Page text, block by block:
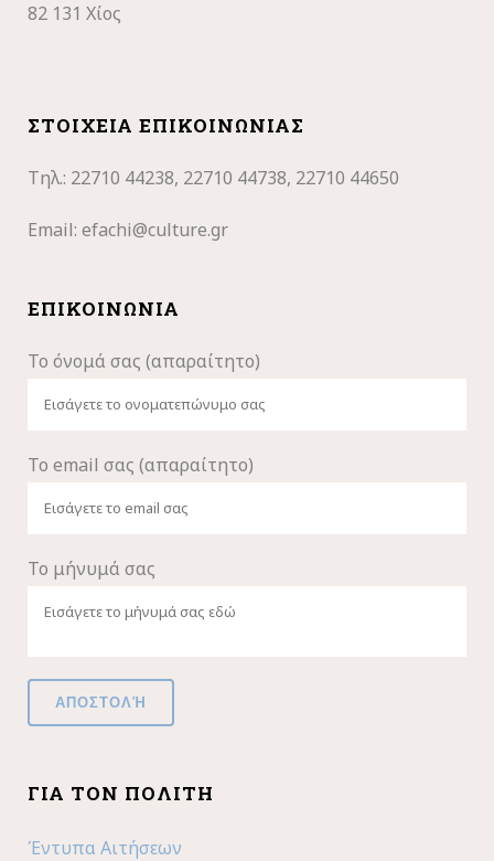
82 131 Χίος
ΣΤΟΙΧΕΊΑ ΕΠΙΚΟΙΝΩΝΊΑΣ
Τηλ.: 22710 44238, 22710 44738, 22710 44650
Email: efachi@culture.gr
ΕΠΙΚΟΙΝΩΝΊΑ
Το όνομά σας (απαραίτητο)
Το email σας (απαραίτητο)
Το μήνυμά σας
ΓΙΑ ΤΟΝ ΠΟΛΊΤΗ
Έντυπα Αιτήσεων